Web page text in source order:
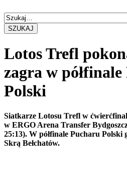
SZUKAJ
Lotos Trefl
zagra w
Polski
Siatkarze Lotosu Trefl w
w ERGO Arena Transfer
25:13). W półfinale Pucharu Polski
Skrą Bełchatów.